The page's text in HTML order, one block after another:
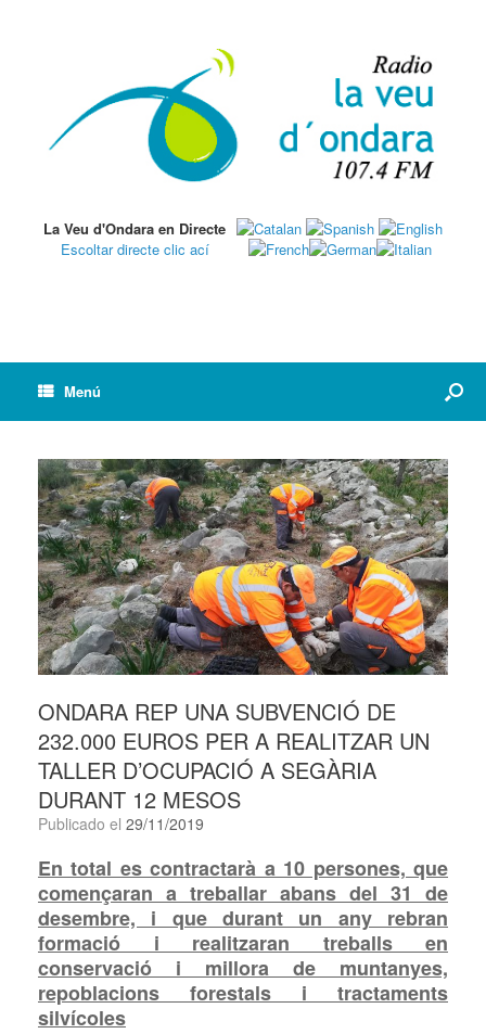
La Veu d'Ondara en Directe
Escoltar directe clic ací
Menú
ONDARA REP UNA SUBVENCIÓ DE
232.000 EUROS PER A REALITZAR UN
TALLER D’OCUPACIÓ A SEGÀRIA
DURANT 12 MESOS
Publicado el 29/11/2019
En total es contractarà a 10 persones, que
començaran a treballar abans del 31 de
desembre, i que durant un any rebran
formació i realitzaran treballs en
conservació i millora de muntanyes,
repoblacions forestals i tractaments
silvícoles